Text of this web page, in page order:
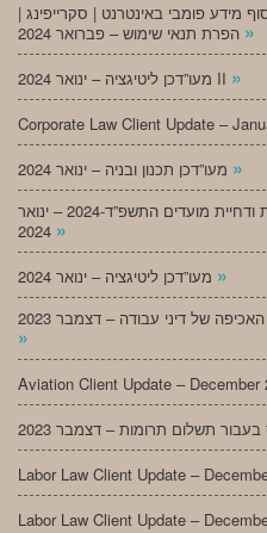
מידע פומבי באינטרנט | סקרייפינג |
»
מעו”דכן ליטיגציה – ינואר 2024 II »
Corporate Law Client Update –
»
מעו”דכן רגולציה – צו הארכת תקופות ודחיית מועדים התשפ”ד-2024 – ינואר
»
»
של דיני עבודה – דצמבר 2023
»
Aviation Client Update – December
Labor Law Client Update –
Labor Law Client Update –